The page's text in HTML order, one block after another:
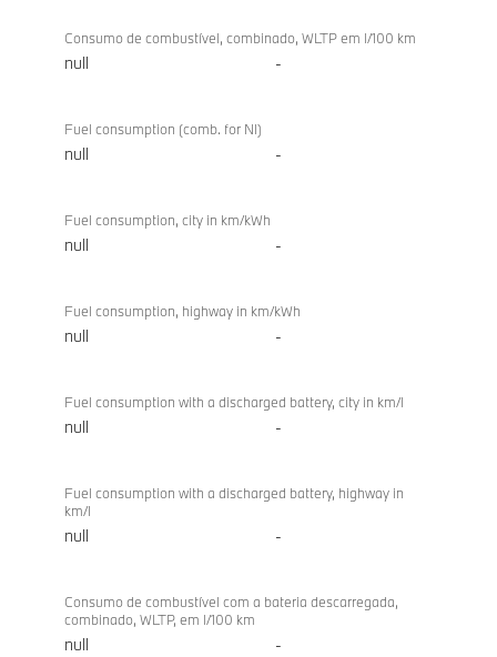
Consumo de combustível, combinado, WLTP em l/100 km
null -
Fuel consumption (comb. for NI)
null -
Fuel consumption, city in km/kWh
null -
Fuel consumption, highway in km/kWh
null -
Fuel consumption with a discharged battery, city in km/l
null -
Fuel consumption with a discharged battery, highway in
km/l
null -
Consumo de combustível com a bateria descarregada,
combinado, WLTP, em l/100 km
null -